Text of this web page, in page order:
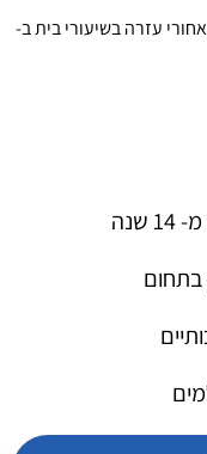
עזרה בשיעורי בית ב-
בתחום